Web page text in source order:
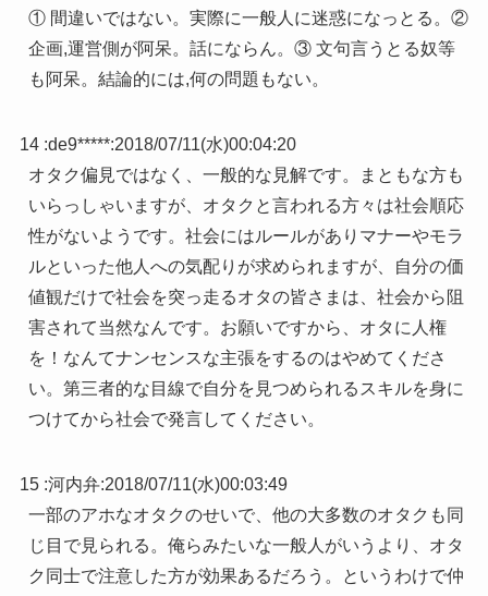
① 間違いではない。実際に一般人に迷惑になっとる。②
企画,運営側が阿呆。話にならん。③ 文句言うとる奴等
も阿呆。結論的には,何の問題もない。
14 :de9*****:2018/07/11(水)00:04:20
オタク偏見ではなく、一般的な見解です。まともな方も
いらっしゃいますが、オタクと言われる方々は社会順応
性がないようです。社会にはルールがありマナーやモラ
ルといった他人への気配りが求められますが、自分の価
値観だけで社会を突っ走るオタの皆さまは、社会から阻
害されて当然なんです。お願いですから、オタに人権
を！なんてナンセンスな主張をするのはやめてくださ
い。第三者的な目線で自分を見つめられるスキルを身に
つけてから社会で発言してください。
15 :河内弁:2018/07/11(水)00:03:49
一部のアホなオタクのせいで、他の大多数のオタクも同
じ目で見られる。俺らみたいな一般人がいうより、オタ
ク同士で注意した方が効果あるだろう。というわけで仲